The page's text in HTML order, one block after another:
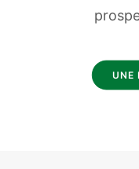
UNE